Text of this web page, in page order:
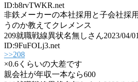
ID:b8rvTWKR.net
非鉄メーカーの本社採用と子会社採
うのか教えてクレメンス
209就職戦線異状名無しさん2023/04/
ID:9FuFOLj3.net
>>208
×0.6くらいの大差です
親会社が年収一本なら600